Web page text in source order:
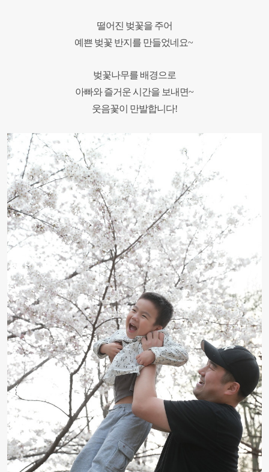
떨어진 벚꽃을 주어
예쁜 벚꽃 반지를 만들었네요~
벚꽃나무를 배경으로
아빠와 즐거운 시간을 보내면~
웃음꽃이 만발합니다!